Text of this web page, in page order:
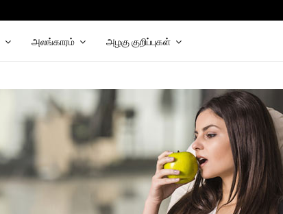
அலங்காரம் அழகு குறிப்புகள்